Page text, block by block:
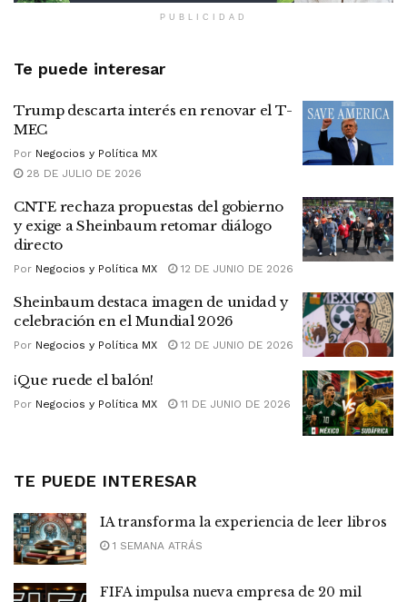
PUBLICIDAD
Te puede interesar
Trump descarta interés en renovar el T-
MEC
Por Negocios y Política MX
28 DE JULIO DE 2026
CNTE rechaza propuestas del gobierno
y exige a Sheinbaum retomar diálogo
directo
Por Negocios y Política MX 12 DE JUNIO DE 2026
Sheinbaum destaca imagen de unidad y
celebración en el Mundial 2026
Por Negocios y Política MX 12 DE JUNIO DE 2026
¡Que ruede el balón!
Por Negocios y Política MX 11 DE JUNIO DE 2026
TE PUEDE INTERESAR
IA transforma la experiencia de leer libros
1 SEMANA ATRÁS
FIFA impulsa nueva empresa de 20 mil